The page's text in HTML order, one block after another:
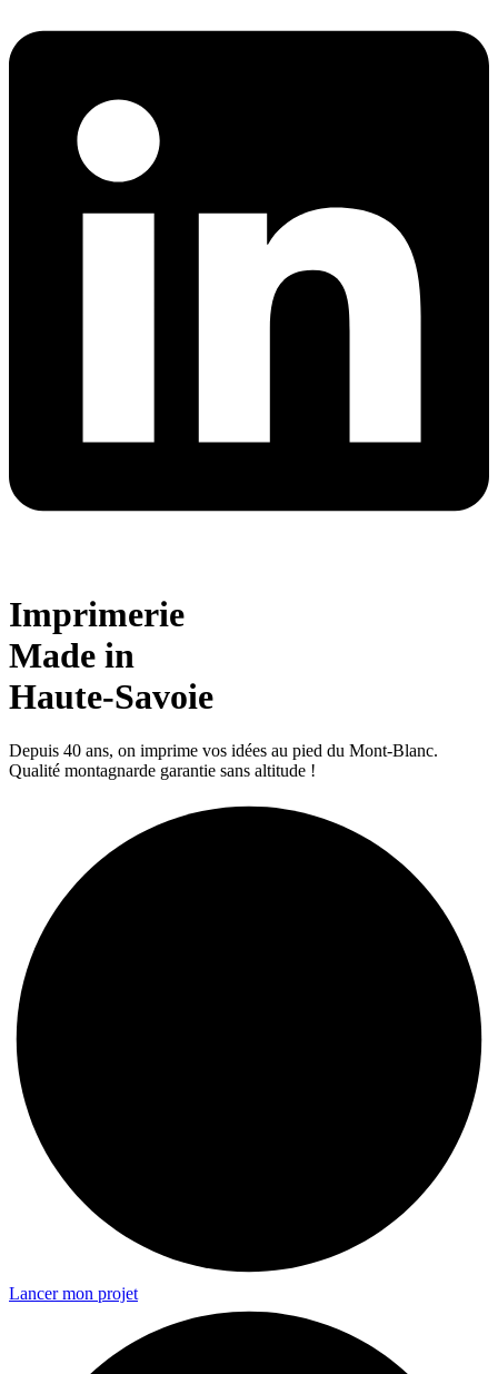
Imprimerie
Made in
Haute-Savoie
Depuis 40 ans, on imprime vos idées au pied du Mont‑Blanc.
Qualité montagnarde garantie sans altitude !
Lancer mon projet